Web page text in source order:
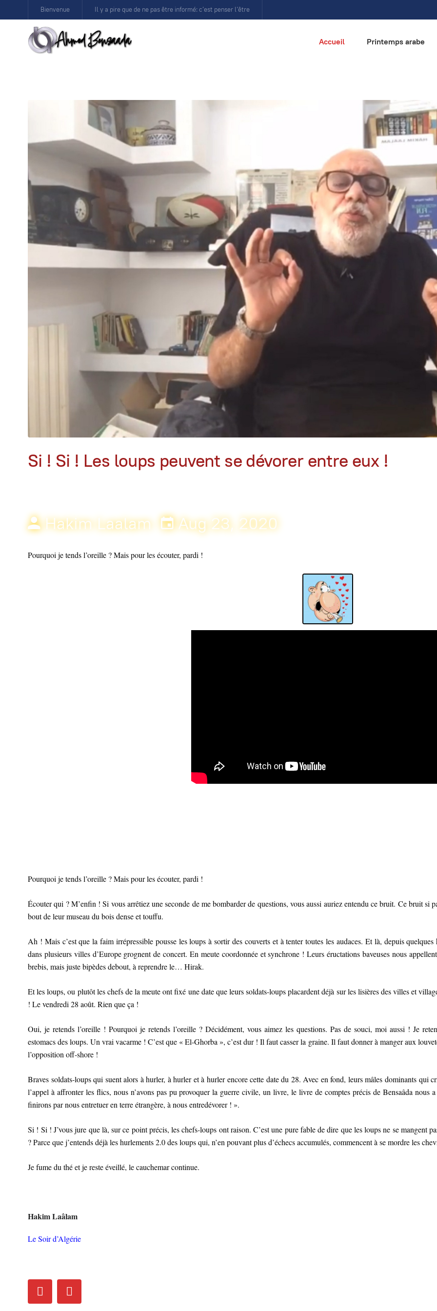
Bienvenue Il y a pire que de ne pas être informé: c’est penser l’être
Accueil Printemps arabe
Si ! Si ! Les loups peuvent se dévorer entre eux !
Hakim Laalam Aug 23, 2020
Pourquoi je tends l’oreille ? Mais pour les écouter, pardi !
Pourquoi je tends l’oreille ? Mais pour les écouter, pardi !
Écouter qui ? M’enfin ! Si vous arrêtiez une seconde de me bombarder de questions, vous aussi auriez entendu ce bruit. Ce bruit si
bout de leur museau du bois dense et touffu.
Ah ! Mais c’est que la faim irrépressible pousse les loups à sortir des couverts et à tenter toutes les audaces. Et là, depuis
dans plusieurs villes d’Europe grognent de concert. En meute coordonnée et synchrone ! Leurs éructations baveuses nous
brebis, mais juste bipèdes debout, à reprendre le… Hirak.
Et les loups, ou plutôt les chefs de la meute ont fixé une date que leurs soldats-loups placardent déjà sur les lisières des villes et
! Le vendredi 28 août. Rien que ça !
Oui, je retends l’oreille ! Pourquoi je retends l’oreille ? Décidément, vous aimez les questions. Pas de souci, moi aussi ! Je
estomacs des loups. Un vrai vacarme ! C’est que « El-Ghorba », c’est dur ! Il faut casser la graine. Il faut donner à manger aux
l’opposition off-shore !
Braves soldats-loups qui suent alors à hurler, à hurler et à hurler encore cette date du 28. Avec en fond, leurs mâles dominants qui
l’appel à affronter les flics, nous n’avons pas pu provoquer la guerre civile, un livre, le livre de comptes précis de Bensaâda nous
finirons par nous entretuer en terre étrangère, à nous entredévorer ! ».
Si ! Si ! J’vous jure que là, sur ce point précis, les chefs-loups ont raison. C’est une pure fable de dire que les loups ne se mangent
? Parce que j’entends déjà les hurlements 2.0 des loups qui, n’en pouvant plus d’échecs accumulés, commencent à se mordre les
Je fume du thé et je reste éveillé, le cauchemar continue.
Hakim Laâlam
Le Soir d’Algérie